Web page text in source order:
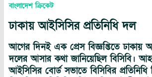
বাংলাদেশ ক্রিকেট
ঢাকায় আইসিসির প্রতিনিধি দল
আগের দিনই এক প্রেস বিজ্ঞপ্তিতে ঢাকায়
দলের আসার কথা জানিয়েছিল বিসিবি।
আইসিসির বোর্ড সভাতে বিসিবির